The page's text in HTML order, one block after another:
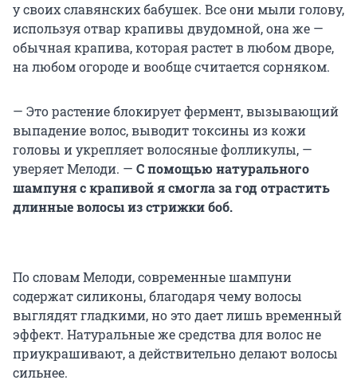
у своих славянских бабушек. Все они мыли голову,
используя отвар крапивы двудомной, она же —
обычная крапива, которая растет в любом дворе,
на любом огороде и вообще считается сорняком.
— Это растение блокирует фермент, вызывающий
выпадение волос, выводит токсины из кожи
головы и укрепляет волосяные фолликулы, —
уверяет Мелоди. — С помощью натурального
шампуня с крапивой я смогла за год отрастить
длинные волосы из стрижки боб.
По словам Мелоди, современные шампуни
содержат силиконы, благодаря чему волосы
выглядят гладкими, но это дает лишь временный
эффект. Натуральные же средства для волос не
приукрашивают, а действительно делают волосы
сильнее.